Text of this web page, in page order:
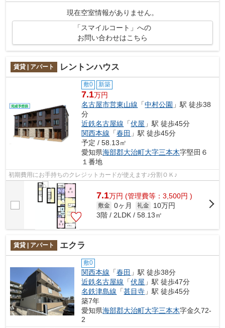
現在空室情報がありません。
「スマイルコート」への
お問い合わせはこちら
賃貸 | アパート レントンハウス
敷0 新築
7.1万円
名古屋市営東山線 「中村公園 」駅 徒歩38
分
近鉄名古屋線 「伏屋 」駅 徒歩45分
関西本線 「春田 」駅 徒歩45分
予定 / 58.13㎡
愛知県海部郡大治町大字三本木字堅田６
１番地
初期費用にお手持ちのクレジットカードが使えます♪分割ＯＫ♪
7.1万円 (管理費等：3,500円 )
敷金 0ヶ月 礼金
10万円
3階 / 2LDK / 58.13㎡
賃貸 | アパート エクラ
敷0
関西本線 「春田 」駅 徒歩38分
近鉄名古屋線 「伏屋 」駅 徒歩47分
名鉄津島線 「甚目寺 」駅 徒歩45分
築7年
愛知県海部郡大治町大字三本木字金久72-
2